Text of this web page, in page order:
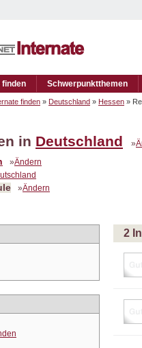
finden Schwerpunktthemen
finden » Deutschland » Hessen »
in Deutschland »
»Ändern
»Ändern
2